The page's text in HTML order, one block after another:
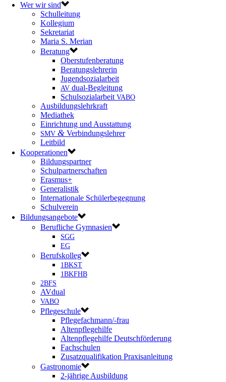
Wer wir sind
Schulleitung
Kollegium
Sekretariat
Maria S. Merian
Beratung
Oberstufenberatung
Beratungslehrerin
Jugendsozialarbeit
AV dual-Begleitung
Schulsozialarbeit VABO
Ausbildungslehrkraft
Mediathek
Einrichtung und Ausstattung
SMV & Verbindungslehrer
Leitbild
Kooperationen
Bildungspartner
Schulpartnerschaften
Erasmus+
Generalistik
Internationale Schülerbegegnung
Schulverein
Bildungsangebote
Berufliche Gymnasien
SGG
EG
Berufskolleg
1BKST
1BKFHB
2BFS
AVdual
VABO
Pflegeschule
Pflegefachmann/-frau
Altenpflegehilfe
Altenpflegehilfe Deutschförderung
Fachschulen
Zusatzqualifikation Praxisanleitung
Gastronomie
2-jährige Ausbildung